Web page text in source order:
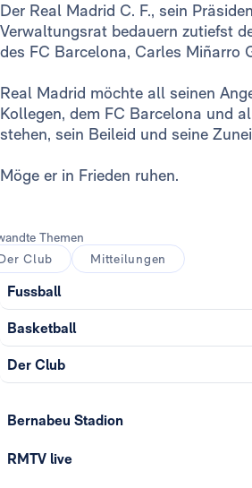
Der Real Madrid C. F., sein
Verwaltungsrat bedauern zutiefst
des FC Barcelona, Carles Miñarro
Real Madrid möchte all seinen
Kollegen, dem FC Barcelona und
stehen, sein Beileid und seine
Möge er in Frieden ruhen.
Themen
Club
Mitteilungen
Fussball
Basketball
Der Club
Bernabeu Stadion
RMTV live